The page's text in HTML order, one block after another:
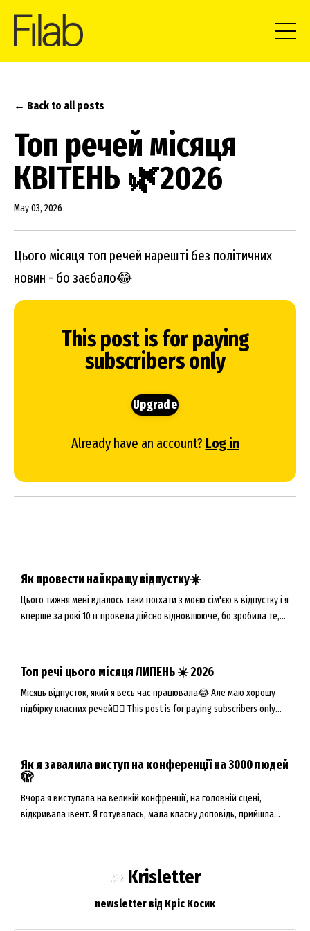
← Back to all posts
Топ речей місяця
КВІТЕНЬ 🌿2026
May 03, 2026
Цього місяця топ речей нарешті без політичних
новин - бо заєбало😂
This post is for paying
subscribers only
Upgrade
Already have an account? Log in
Як провести найкращу відпустку☀️
Цього тижня мені вдалось таки поїхати з моєю сім'єю в відпустку і я
вперше за рокі 10 її провела дійсно відновлююче, бо зробила те,
Топ речі цього місяця ЛИПЕНЬ ☀️ 2026
Місяць відпусток, який я весь час працювала😂 Але маю хорошу
підбірку класних речей👇🏻 This post is for paying subscribers only
Як я завалила виступ на конференції на 3000 людей
🫣
Вчора я виступала на великій конфренції, на головній сцені,
відкривала івент. Я готувалась, мала класну доповідь, прийшла
Krisletter
newsletter від Кріс Косик